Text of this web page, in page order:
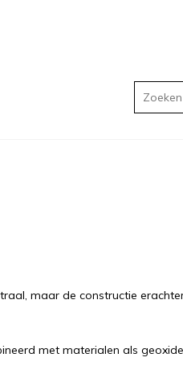
maar de constructie
met materialen als